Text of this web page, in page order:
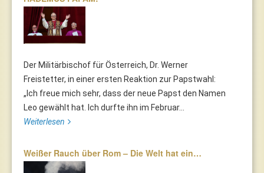
Der Militärbischof für Österreich, Dr. Werner
Freistetter, in einer ersten Reaktion zur Papstwahl:
„Ich freue mich sehr, dass der neue Papst den Namen
Leo gewählt hat. Ich durfte ihn im Februar...
Weiterlesen
Weißer Rauch über Rom – Die Welt hat ein…